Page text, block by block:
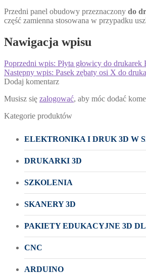
Przedni panel obudowy przeznaczony do
część zamienna stosowana w przypadku
Nawigacja wpisu
Poprzedni wpis: Płyta głowicy do drukarek
Następny wpis: Pasek zębaty osi X do
Dodaj komentarz
Musisz się zalogować, aby móc dodać
Kategorie produktów
ELEKTRONIKA I DRUK 3D W
DRUKARKI 3D
SZKOLENIA
SKANERY 3D
PAKIETY EDUKACYJNE 3D
CNC
ARDUINO